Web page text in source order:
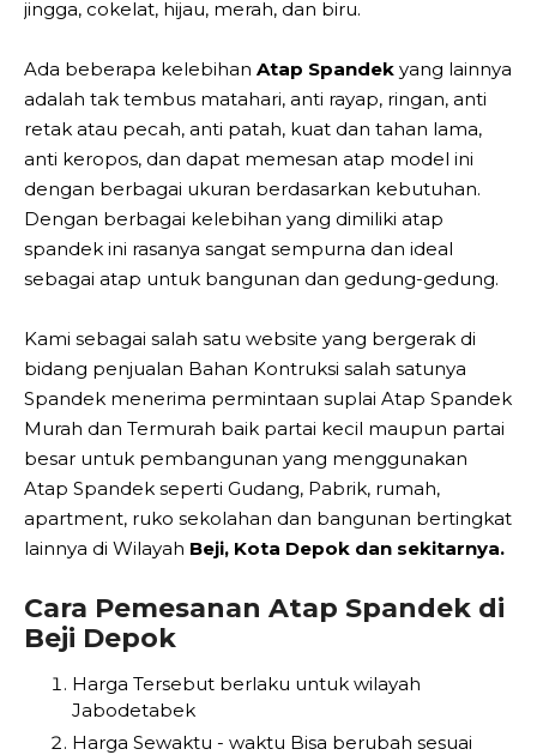
jingga, cokelat, hijau, merah, dan biru.
Ada beberapa kelebihan Atap Spandek yang lainnya
adalah tak tembus matahari, anti rayap, ringan, anti
retak atau pecah, anti patah, kuat dan tahan lama,
anti keropos, dan dapat memesan atap model ini
dengan berbagai ukuran berdasarkan kebutuhan.
Dengan berbagai kelebihan yang dimiliki atap
spandek ini rasanya sangat sempurna dan ideal
sebagai atap untuk bangunan dan gedung-gedung.
Kami sebagai salah satu website yang bergerak di
bidang penjualan Bahan Kontruksi salah satunya
Spandek menerima permintaan suplai Atap Spandek
Murah dan Termurah baik partai kecil maupun partai
besar untuk pembangunan yang menggunakan
Atap Spandek seperti Gudang, Pabrik, rumah,
apartment, ruko sekolahan dan bangunan bertingkat
lainnya di Wilayah Beji, Kota Depok dan sekitarnya.
Cara Pemesanan Atap Spandek di
Beji Depok
Harga Tersebut berlaku untuk wilayah
Jabodetabek
Harga Sewaktu - waktu Bisa berubah sesuai